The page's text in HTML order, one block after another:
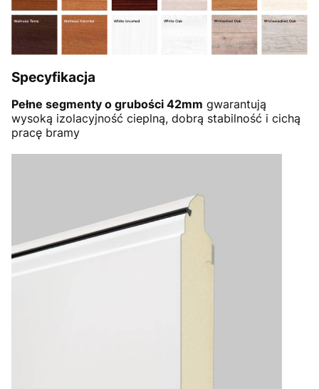
Specyfikacja
Pełne segmenty o grubości 42mm gwarantują
wysoką izolacyjność cieplną, dobrą stabilność i cichą
pracę bramy